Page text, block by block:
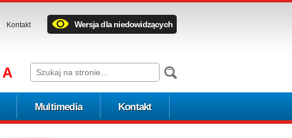
Kontakt Wersja dla niedowidzących
A
Multimedia Kontakt